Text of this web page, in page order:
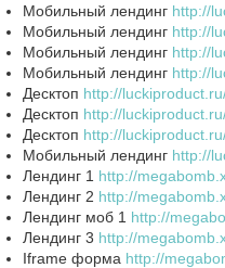
Мобильный лендинг http://
Мобильный лендинг http://
Мобильный лендинг http://
Мобильный лендинг http://
Десктоп http://
Десктоп http://
Десктоп http://
Мобильный лендинг http://
Лендинг 1 http://
Лендинг 2 http://
Лендинг моб 1 http://
Лендинг 3 http://
Iframe форма http://